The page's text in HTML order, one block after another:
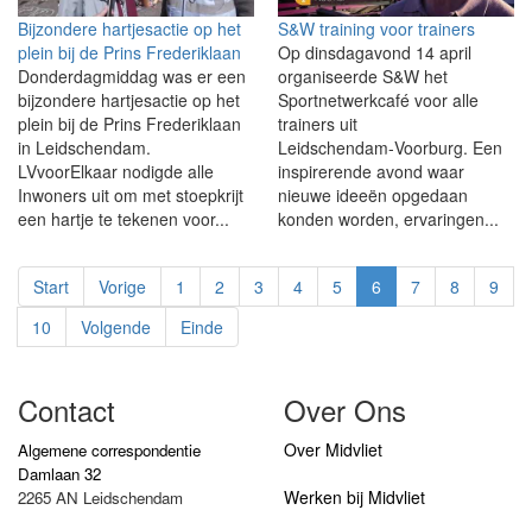
Bijzondere hartjesactie op het
plein bij de Prins Frederiklaan
Donderdagmiddag was er een
bijzondere hartjesactie op het
plein bij de Prins Frederiklaan
in Leidschendam.
LVvoorElkaar nodigde alle
Inwoners uit om met stoepkrijt
een hartje te tekenen voor...
S&W training voor trainers
Op dinsdagavond 14 april
organiseerde S&W het
Sportnetwerkcafé voor alle
trainers uit
Leidschendam‑Voorburg. Een
inspirerende avond waar
nieuwe ideeën opgedaan
konden worden, ervaringen...
Start Vorige 1 2 3 4 5 6 7 8
9
10
Volgende Einde
Contact
Algemene correspondentie
Damlaan 32
2265 AN Leidschendam
Over Ons
Over Midvliet
Werken bij Midvliet